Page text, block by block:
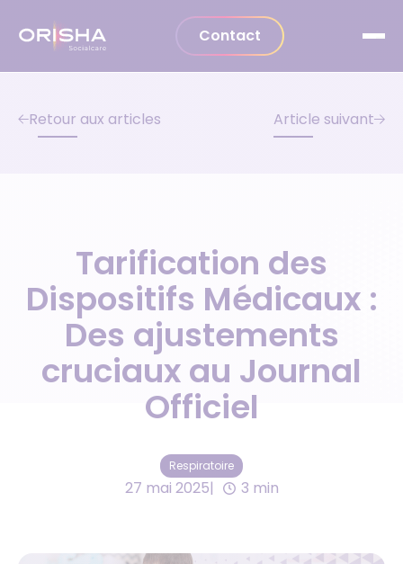
Contact
Retour aux articles Article suivant
Tarification des
Dispositifs Médicaux :
Des ajustements
cruciaux au Journal
Officiel
Respiratoire
27 mai 2025 3 min